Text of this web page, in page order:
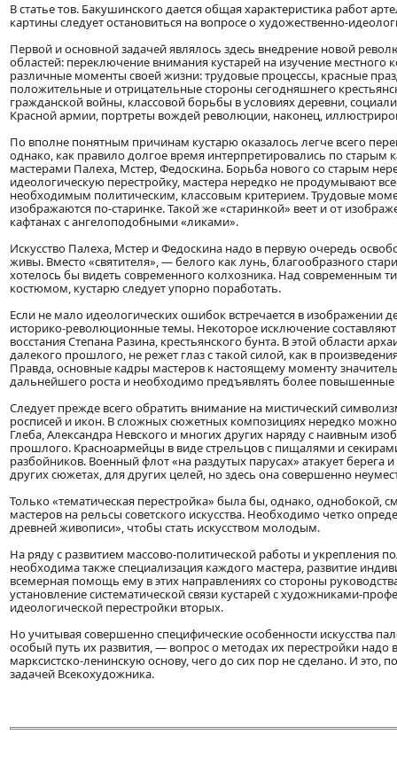
В статье тов. Бакушинского дается общая характеристика работ
картины следует остановиться на вопросе о художественно-
Первой и основной задачей являлось здесь внедрение новой
областей: переключение внимания кустарей на изучение местного
различные моменты своей жизни: трудовые процессы, красные
положительные и отрицательные стороны сегодняшнего
гражданской войны, классовой борьбы в условиях деревни,
Красной армии, портреты вождей революции, наконец,
По вполне понятным причинам кустарю оказалось легче всего
однако, как правило долгое время интерпретировались по
мастерами Палеха, Мстер, Федоскина. Борьба нового со старым
идеологическую перестройку, мастера нередко не продумывают
необходимым политическим, классовым критерием. Трудовые
изображаются по-старинке. Такой же «старинкой» веет и от
кафтанах с ангелоподобными «ликами».
Искусство Палеха, Мстер и Федоскина надо в первую очередь
живы. Вместо «святителя», — белого как лунь, благообразного
хотелось бы видеть современного колхозника. Над современным
костюмом, кустарю следует упорно поработать.
Если не мало идеологических ошибок встречается в изображении
историко-революционные темы. Некоторое исключение
восстания Степана Разина, крестьянского бунта. В этой области
далекого прошлого, не режет глаз с такой силой, как в
Правда, основные кадры мастеров к настоящему моменту
дальнейшего роста и необходимо предъявлять более повышенные
Следует прежде всего обратить внимание на мистический
росписей и икон. В сложных сюжетных композициях нередко
Глеба, Александра Невского и многих других наряду с наивным
прошлого. Красноармейцы в виде стрельцов с пищалями и
разбойников. Военный флот «на раздутых парусах» атакует берега
других сюжетах, для других целей, но здесь она совершенно
Только «тематическая перестройка» была бы, однако, однобокой,
мастеров на рельсы советского искусства. Необходимо четко
древней живописи», чтобы стать искусством молодым.
На ряду с развитием массово-политической работы и укрепления
необходима также специализация каждого мастера, развитие
всемерная помощь ему в этих направлениях со стороны
установление систематической связи кустарей с художниками-
идеологической перестройки вторых.
Но учитывая совершенно специфические особенности искусства
особый путь их развития, — вопрос о методах их перестройки
марксистско-ленинскую основу, чего до сих пор не сделано. И
задачей Всекохудожника.